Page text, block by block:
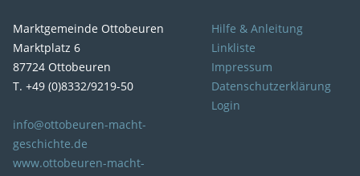
Marktgemeinde Ottobeuren
Marktplatz 6
87724 Ottobeuren
T. +49 (0)8332/9219-50
info@ottobeuren-macht-
geschichte.de
www.ottobeuren-macht-
Hilfe & Anleitung
Linkliste
Impressum
Datenschutzerklärung
Login